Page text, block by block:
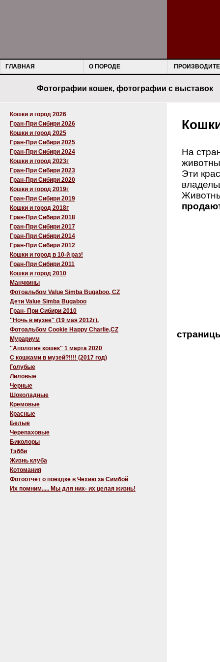
ГЛАВНАЯ О ПОРОДЕ
Фотографии кошек, фотографии с выставок
Кошки и город 2026
Гран-При Сибири 2026
Кошки и город 2025
Гран-При Сибири 2025
Гран-При Сибири 2024
Кошки и город 2023г
Гран-При Сибири 2023
Гран-При Сибири 2020
Кошки и город 2019г
Гран-При Сибири 2019
Кошки и город 2018г
Гран-При Сибири 2018
Гран-При Сибири 2017
Гран-При Сибири 2014
Гран-При Сибири 2012
Кошки и город в 10-й раз!
Гран-При Сибири 2011
Кошки и город 2010
Манчкины
Фотоальбом Value Simba Bugaboo, CZ
Дети Value Simba Bugaboo
Гран- При Сибири 2010
''Ночь в музее'' (19 мая 2012г).
Фотоальбом Cookie Happy Charlie,CZ
Мурариум
''Апология кошек'' 1 марта 2020
C кошками в музей?!!!! (2017 год)
Голубые
Лиловые
Черные
Шоколадные
Кремовые
Красные
Белые
Черепаховые
Биколоры
Тэбби
Жизнь клуба
Котомания
Фотоотчет о поездке в Чехию за Симбой
Их помним..... Мы для них- их целая жизнь!
На
Эти